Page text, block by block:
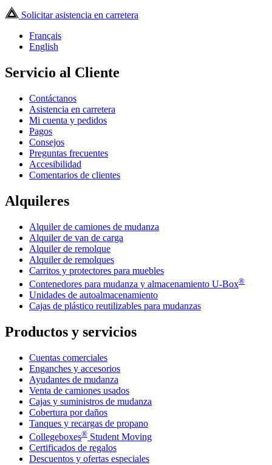
Solicitar asistencia en carretera
Français
English
Servicio al Cliente
Contáctanos
Asistencia en carretera
Mi cuenta y pedidos
Pagos
Consejos
Preguntas frecuentes
Accesibilidad
Comentarios de clientes
Alquileres
Alquiler de camiones de mudanza
Alquiler de van de carga
Alquiler de remolque
Alquiler de remolques
Carritos y protectores para muebles
Contenedores para mudanza y almacenamiento U-Box®
Unidades de autoalmacenamiento
Cajas de plástico reutilizables para mudanzas
Productos y servicios
Cuentas comerciales
Enganches y accesorios
Ayudantes de mudanza
Venta de camiones usados
Cajas y suministros de mudanza
Cobertura por daños
Tanques y recargas de propano
Collegeboxes® Student Moving
Certificados de regalos
Descuentos y ofertas especiales